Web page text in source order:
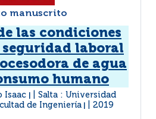
manuscrito
las condiciones
seguridad laboral
de agua
humano
Isaac
Salta : Universidad
de Ingeniería
2019